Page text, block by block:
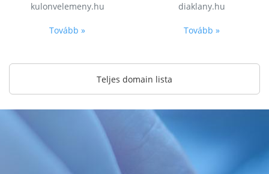
kulonvelemeny.hu
Tovább »
diaklany.hu
Tovább »
Teljes domain lista